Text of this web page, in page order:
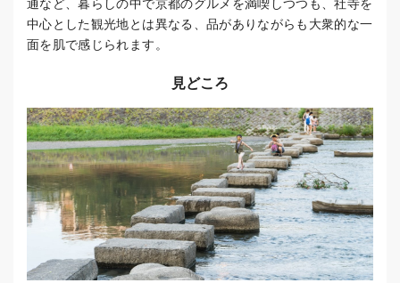
通など、暮らしの中で京都のグルメを満喫しつつも、社寺を
中心とした観光地とは異なる、品がありながらも大衆的な一
面を肌で感じられます。
見どころ